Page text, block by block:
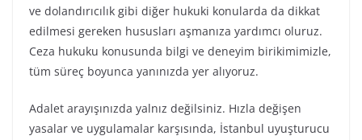
ve dolandırıcılık gibi diğer hukuki konularda da dikkat
edilmesi gereken hususları aşmanıza yardımcı oluruz.
Ceza hukuku konusunda bilgi ve deneyim birikimimizle,
tüm süreç boyunca yanınızda yer alıyoruz.
Adalet arayışınızda yalnız değilsiniz. Hızla değişen
yasalar ve uygulamalar karşısında, İstanbul uyuşturucu